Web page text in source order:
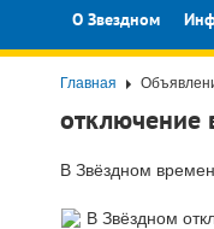
О Звездном
Главная
отключение
В Звёздном
В Звёздном